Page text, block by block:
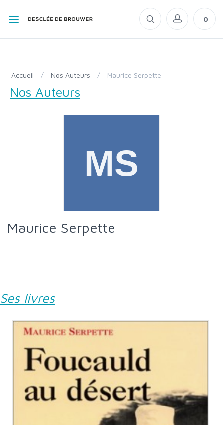
0
Accueil / Nos Auteurs / Maurice Serpette
Nos Auteurs
Maurice Serpette
Ses livres